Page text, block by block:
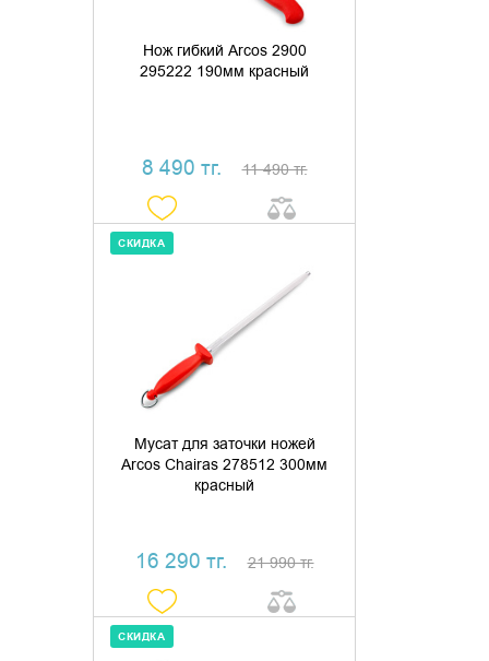
Нож гибкий Arcos 2900
295222 190мм красный
8 490 тг. 11 490 тг.
Мусат для заточки ножей
Arcos Chairas 278512 300мм
красный
16 290 тг. 21 990 тг.
СКИДКА
ДОБАВИТЬ В КОРЗИНУ
КУПИТЬ В 1 КЛИК
СКИДКА